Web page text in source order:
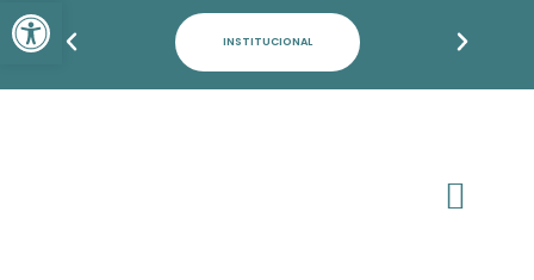
INSTITUCIONAL
Barra de Ferramentas